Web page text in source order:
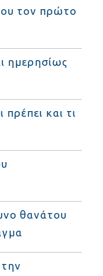
τον πρώτο
ημερησίως
και τι
θανάτου